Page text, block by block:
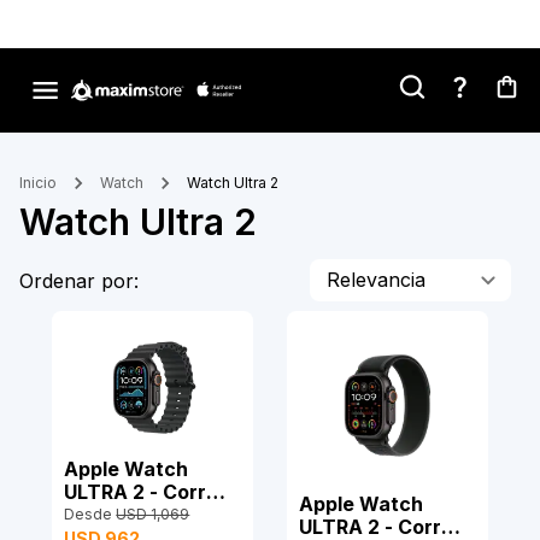
Inicio Watch Watch Ultra 2
Watch Ultra 2
Ordenar por: Relevancia
Apple Watch
ULTRA 2 - Correa
Ocean
Desde USD 1,069
Apple Watch
ULTRA 2 - Correa